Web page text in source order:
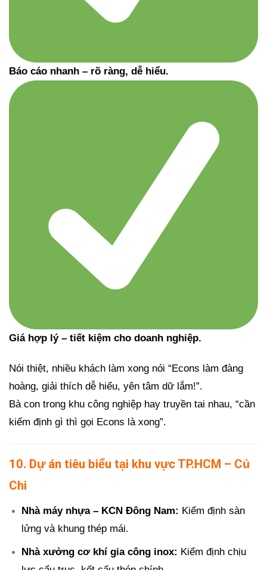
Báo cáo nhanh – rõ ràng, dễ hiểu.
Giá hợp lý – tiết kiệm cho doanh nghiệp.
Nói thiệt, nhiều khách làm xong nói “Econs làm đàng
hoàng, giải thích dễ hiểu, yên tâm dữ lắm!”.
Bà con trong khu công nghiệp hay truyền tai nhau, “cần
kiểm định gì thì gọi Econs là xong”.
10. Dự án tiêu biểu tại khu vực TP.HCM – Củ
Chi
Nhà máy nhựa – KCN Đông Nam: Kiểm định sàn
lửng và khung thép mái.
Nhà xưởng cơ khí gia công inox: Kiểm định chịu